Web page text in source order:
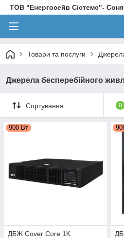
ТОВ "Енергосейв Сістемс"-
Товари та послуги
Джерела бесперебійного
Сортування 0
900 Вт
ДБЖ Cover Core 1K